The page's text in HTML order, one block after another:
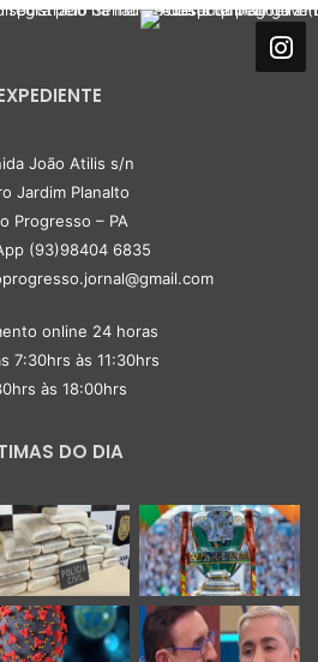
João Atilis s/n
Jardim Planalto
Progresso – PA
(93)98404 6835
online 24 horas
7:30hrs às 11:30hrs
às 18:00hrs
DO DIA